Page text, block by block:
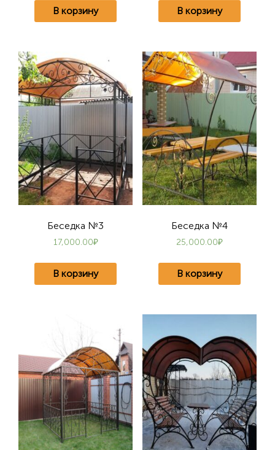
В корзину В корзину
Беседка №3
17,000.00₽
В корзину
Беседка №4
25,000.00₽
В корзину